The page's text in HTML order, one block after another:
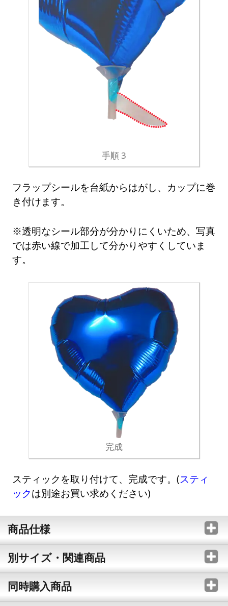
手順 3
フラップシールを台紙からはがし、カップに巻
き付けます。
※透明なシール部分が分かりにくいため、写真
では赤い線で加工して分かりやすくしていま
す。
完成
スティックを取り付けて、完成です。(スティ
ックは別途お買い求めください)
商品仕様
別サイズ・関連商品
同時購入商品